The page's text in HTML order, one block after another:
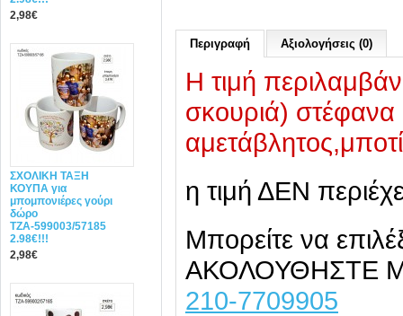
2,98€
ΣΧΟΛΙΚΗ ΤΑΞΗ
ΚΟΥΠΑ για
μπομπονιέρες γούρι
δώρο
ΤΖΑ-599003/57185
2.98€!!!
2,98€
Περιγραφή Αξιολογήσεις (0)
Η τιμή
σκουριά) στέφανα
η τιμή ΔΕΝ
Μπορείτε να
ΑΚΟΛΟΥΘΗΣΤΕ
210-7709905